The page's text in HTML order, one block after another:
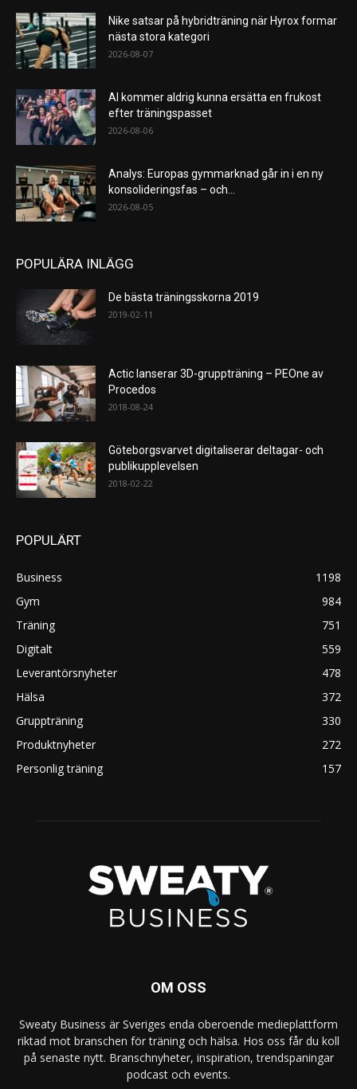
Nike satsar på hybridträning när Hyrox formar
nästa stora kategori
2026-08-07
AI kommer aldrig kunna ersätta en frukost
efter träningspasset
2026-08-06
Analys: Europas gymmarknad går in i en ny
konsolideringsfas – och...
2026-08-05
POPULÄRA INLÄGG
De bästa träningsskorna 2019
2019-02-11
Actic lanserar 3D-gruppträning – PEOne av
Procedos
2018-08-24
Göteborgsvarvet digitaliserar deltagar- och
publikupplevelsen
2018-02-22
POPULÄRT
Business
1198
Gym
984
Träning
751
Digitalt
559
Leverantörsnyheter
478
Hälsa
372
Gruppträning
330
Produktnyheter
272
Personlig träning
157
OM OSS
Sweaty Business är Sveriges enda oberoende medieplattform
riktad mot branschen för träning och hälsa. Hos oss får du koll
på senaste nytt. Branschnyheter, inspiration, trendspaningar
podcast och events.